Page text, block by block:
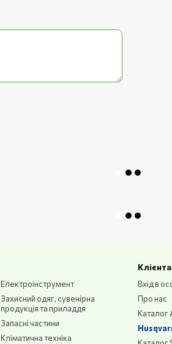
Електроінструмент
Захисний одяг, сувенірна
продукція та приладдя
Запасні частини
Кліматична техніка
Вхід в
Про нас
Каталог